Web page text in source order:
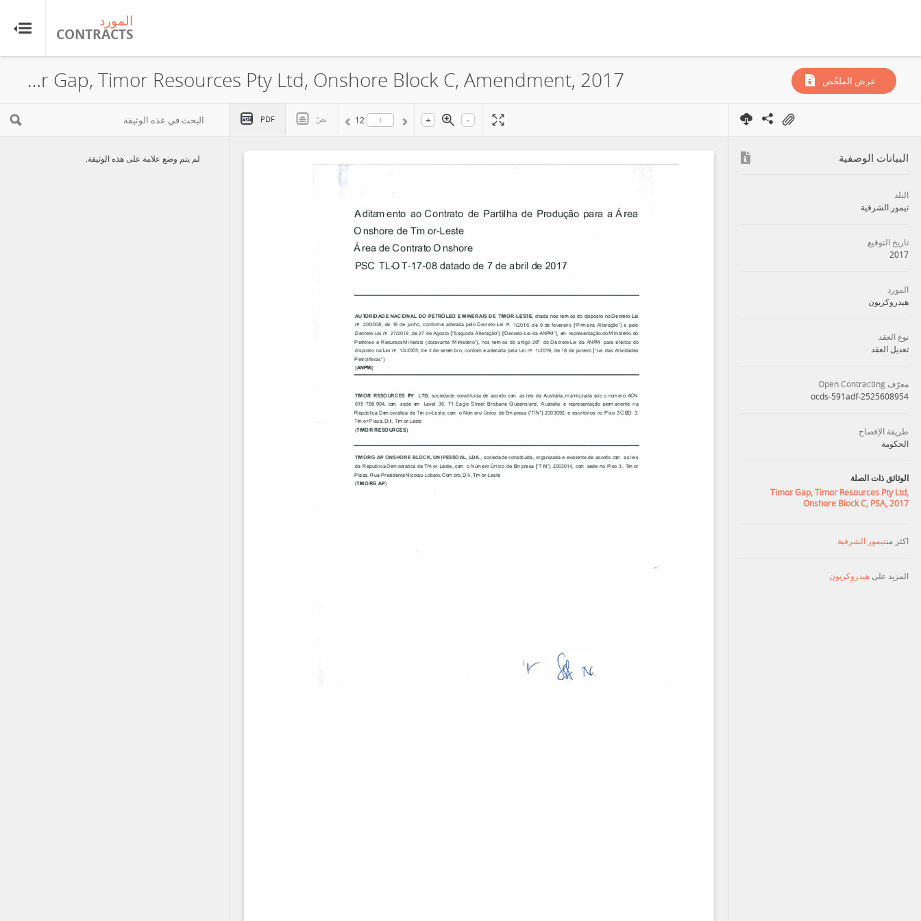
المورد
CONTRACTS
Timor Gap, Timor Resources Pty Ltd, Onshore Block C, Amendment, 2017 عرض الملخّص
نصّ PDF 12 -
+
لم يتم وضع علامة على هذه الوثيقة. البيانات الوصفية
البلد
تيمور الشرقية
تاريخ التوقيع
2017
المورد
هيدروكربون
نوع العقد
تعديل العقد
معرّف Open Contracting
ocds-591adf-2525608954
طريقة الإفصاح
الحكومة
الوثائق ذات الصلة
Timor Gap, Timor Resources Pty Ltd,
Onshore Block C, PSA, 2017
اكثر منتيمور الشرقية
المزيد على هيدروكربون